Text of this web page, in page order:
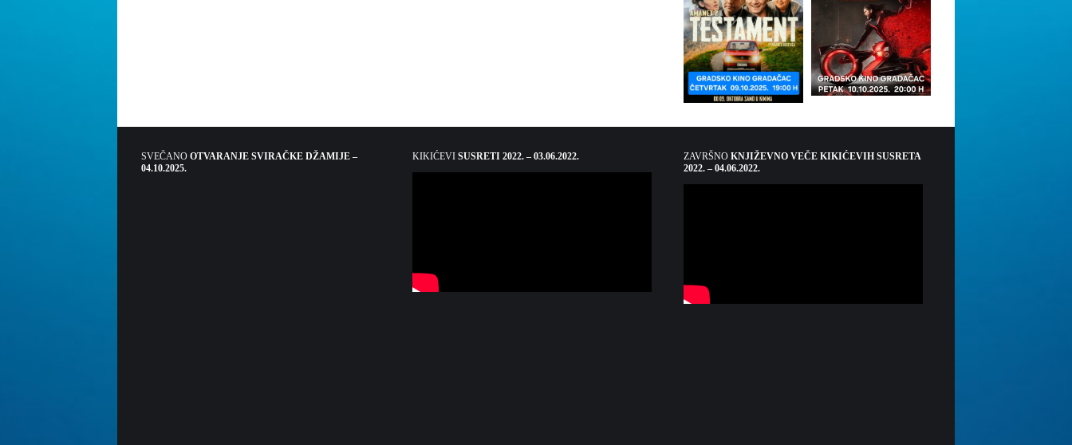
SVEČANO OTVARANJE SVIRAČKE DŽAMIJE –
04.10.2025.
KIKIĆEVI SUSRETI 2022. – 03.06.2022. ZAVRŠNO KNJIŽEVNO VEČE KIKIĆEVIH SUSRETA
2022. – 04.06.2022.